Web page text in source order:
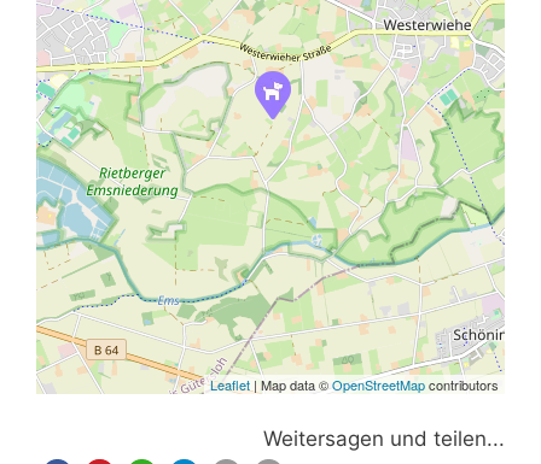
Leaflet | Map data ©OpenStreetMapcontributors
Weitersagen und teilen...